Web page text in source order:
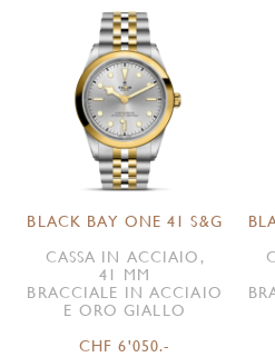
BLACK BAY ONE 41 S&G
CASSA IN ACCIAIO,
41 MM
BRACCIALE IN ACCIAIO
E ORO GIALLO
CHF 6'050.-